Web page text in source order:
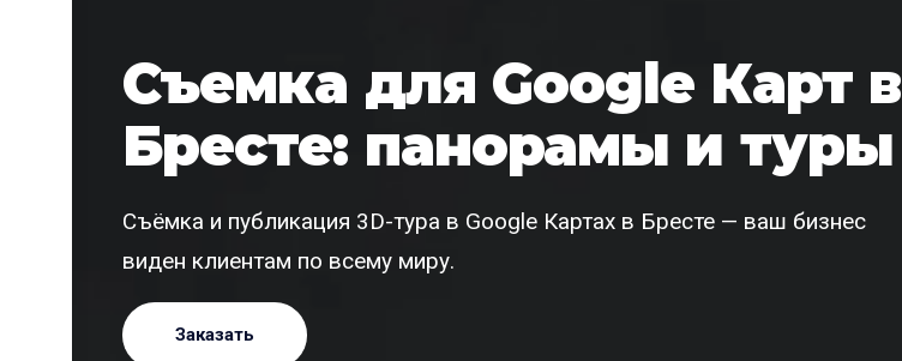
Съемка для Google Карт в
Бресте: панорамы и туры
Съёмка и публикация 3D-тура в Google Картах в Бресте — ваш бизнес
виден клиентам по всему миру.
Заказать